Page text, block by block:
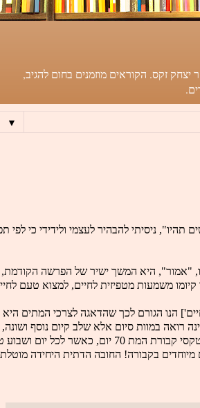
זקס. הקוראים מוזמנים בחום להגיב,
▼
תהיו", ניסיתי להבהיר לעצמי ולידידי כי
"אמור", היא המשך ישיר של הפרשה
משמעות מטפיזית לחיים, למצוא טעם
הנו הגורם לכך שהדאגה לצרכי המתים
רואה במוות סיום אלא שלב קיום נוסף
לקצר ביותר [בירושלים, שלה קדושה כשלעצמה, יש לקבור את המת בו ביום].
מיוחדים בקבורה! החובה הדתית היחידה